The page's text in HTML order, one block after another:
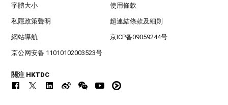
字體大小 使用條款
私隱政策聲明 超連結條款及細則
網站導航 京ICP备09059244号
京公网安备 11010102003523号
關注 HKTDC